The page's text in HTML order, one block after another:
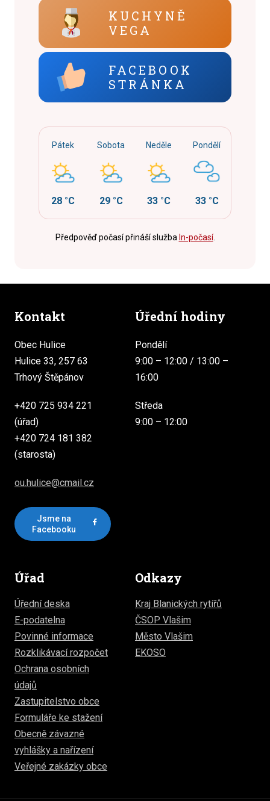
KUCHYNĚ
VEGA
FACEBOOK
STRÁNKA
Pátek
28 °C
Sobota
29 °C
Neděle
33 °C
Pondělí
33 °C
Předpověď počasí přináší služba In-počasí.
Kontakt
Obec Hulice
Hulice 33, 257 63
Trhový Štěpánov
+420 725 934 221
(úřad)
+420 724 181 382
(starosta)
ou.hulice@cmail.cz
Jsme na
Facebooku
Úřední hodiny
Pondělí
9:00 – 12:00 / 13:00 –
16:00
Středa
9:00 – 12:00
Úřad
Úřední deska
E-podatelna
Povinné informace
Rozklikávací rozpočet
Ochrana osobních
údajů
Zastupitelstvo obce
Formuláře ke stažení
Obecně závazné
vyhlášky a nařízení
Veřejné zakázky obce
Odkazy
Kraj Blanických rytířů
ČSOP Vlašim
Město Vlašim
EKOSO